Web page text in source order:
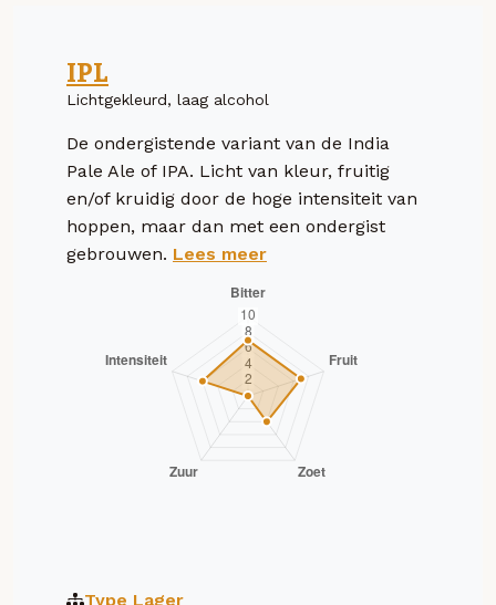
IPL
Lichtgekleurd, laag alcohol
De ondergistende variant van de India
Pale Ale of IPA. Licht van kleur, fruitig
en/of kruidig door de hoge intensiteit van
hoppen, maar dan met een ondergist
gebrouwen. Lees meer
Type Lager